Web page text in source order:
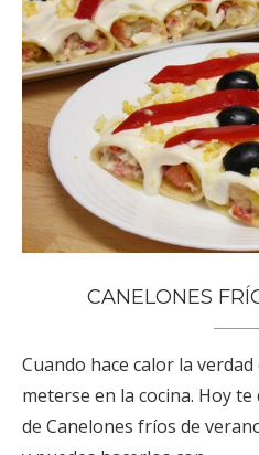
CANELONES
Cuando hace calor la
meterse en la cocina. Hoy
de Canelones fríos de